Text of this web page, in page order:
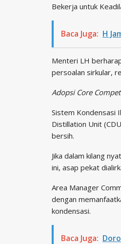
Bekerja untuk
Baca Juga: H
​Menteri LH
persoalan sirkular,
Adopsi ​Core
Sistem Kondensasi
Distillation Unit
bersih.
Jika dalam kilang
ini, asap pekat
​Area Manager
dengan
kondensasi.
Baca Juga: